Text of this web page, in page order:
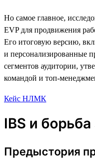
Но самое главное,
EVP для продвижения
Его итоговую версию,
и персонализированные
сегментов аудитории,
командой и топ-
Кейс НЛМК
IBS и
Предыстория